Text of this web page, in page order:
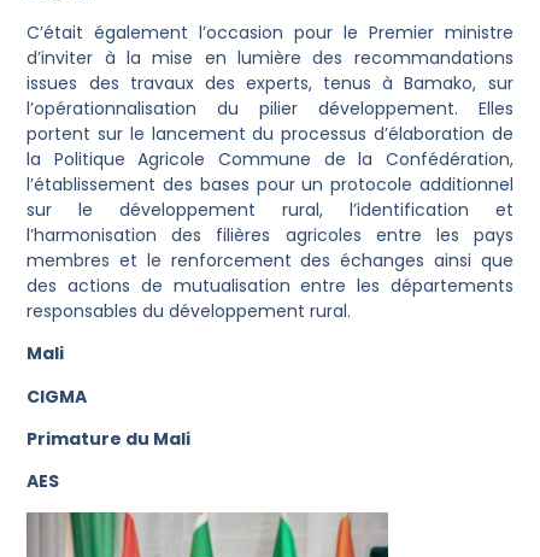
C’était également l’occasion pour le Premier ministre
d’inviter à la mise en lumière des recommandations
issues des travaux des experts, tenus à Bamako, sur
l’opérationnalisation du pilier développement. Elles
portent sur le lancement du processus d’élaboration de
la Politique Agricole Commune de la Confédération,
l’établissement des bases pour un protocole additionnel
sur le développement rural, l’identification et
l’harmonisation des filières agricoles entre les pays
membres et le renforcement des échanges ainsi que
des actions de mutualisation entre les départements
responsables du développement rural.
Mali
CIGMA
Primature du Mali
AES